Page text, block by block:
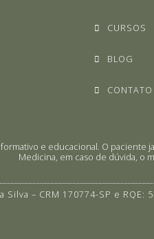
CURSOS
BLOG
CONTATO
e educacional. O
Medicina, em caso de dúvida, o
Silva – CRM 170774-SP e RQE: